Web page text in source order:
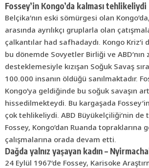
Fossey’in Kongo’da kalması tehlikeliydi
Belçika’nın eski sömürgesi olan
arasında ayrılıkçı gruplarla olan
çalkantılar had safhadaydı. Kongo Kriz’i
bu dönemde Sovyetler Birliği ve ABD’nın
desteklemesiyle kızışan Soğuk Savaş
100.000 insanın öldüğü sanılmaktadır.
Kongo’ya geldiğinde bu soğuk savaşın
hissedilmekteydi. Bu kargaşada
çok tehlikeliydi. ABD Büyükelçiliği’nin de
Fossey, Kongo’dan Ruanda topraklarına
çalışmalarına orada devam etti.
Dağda yalnız yaşayan kadın –
24 Eylül 1967’de Fossey, Karisoke